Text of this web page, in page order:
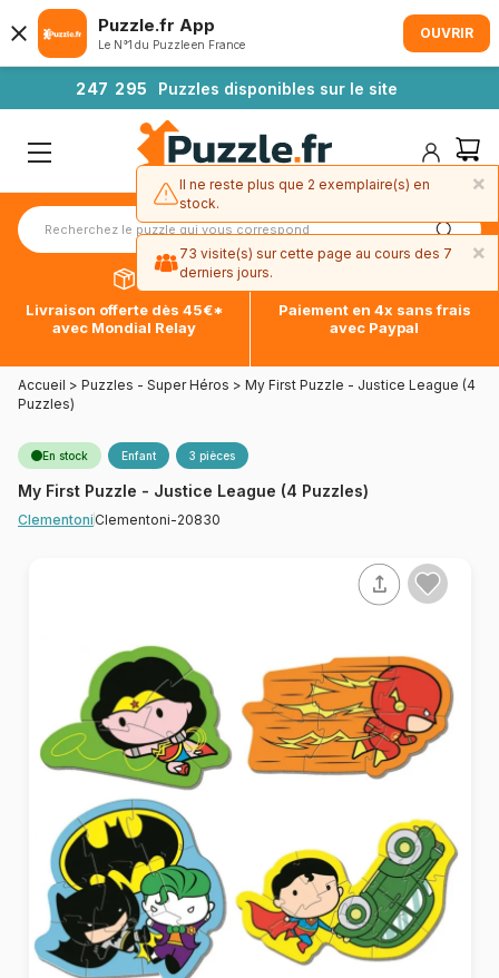
247 295 Puzzles disponibles sur le site
Livraison offerte dès 45€*
avec Mondial Relay
Paiement en 4x sans frais
avec Paypal
Accueil > Puzzles - Super Héros > My First Puzzle - Justice League (4
Puzzles)
En stock Enfant 3 pièces
My First Puzzle - Justice League (4 Puzzles)
Clementoni Clementoni-20830
Puzzle.fr App
Le N°1 du Puzzle en France
OUVRIR
×
Il ne reste plus que 2 exemplaire(s) en
stock.
×
73 visite(s) sur cette page au cours des 7
derniers jours.